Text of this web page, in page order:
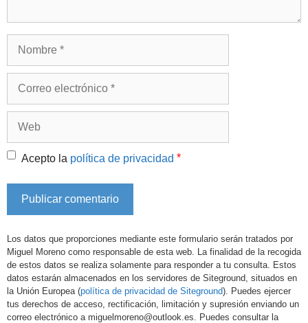
Acepto la política de privacidad *
Los datos que proporciones mediante este formulario serán tratados por
Miguel Moreno como responsable de esta web. La finalidad de la recogida
de estos datos se realiza solamente para responder a tu consulta. Estos
datos estarán almacenados en los servidores de Siteground, situados en
la Unión Europea (política de privacidad de Siteground). Puedes ejercer
tus derechos de acceso, rectificación, limitación y supresión enviando un
correo electrónico a miguelmoreno@outlook.es. Puedes consultar la